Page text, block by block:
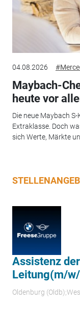
04.08.2026
Maybach-
heute vor
Die neue Maybach
Extraklasse. Doch
sich Werte, Märkte
Assistenz
Leitung(m/
Oldenburg